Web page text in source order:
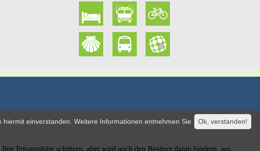
Ok, verstanden!
einverstanden. Weitere Informationen entnehmen Sie